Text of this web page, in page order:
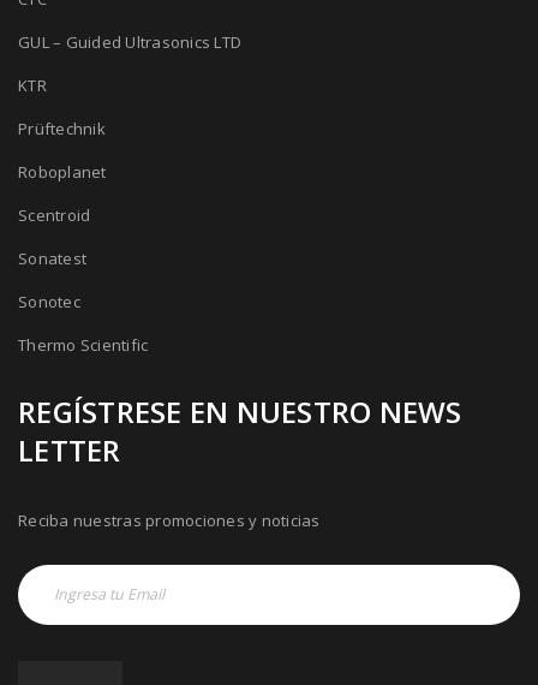
GUL – Guided Ultrasonics LTD
KTR
Prüftechnik
Roboplanet
Scentroid
Sonatest
Sonotec
Thermo Scientific
REGÍSTRESE EN NUESTRO NEWS
LETTER
Reciba nuestras promociones y noticias